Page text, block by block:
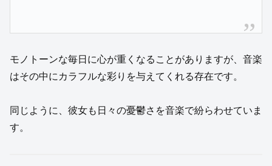
モノトーンな毎日に心が重くなることがありますが、音楽
はその中にカラフルな彩りを与えてくれる存在です。
同じように、彼女も日々の憂鬱さを音楽で紛らわせていま
す。